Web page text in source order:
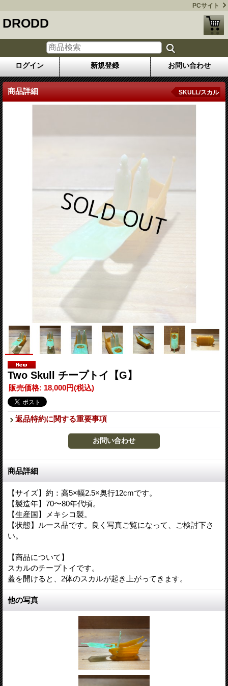
PCサイト
DRODD
ログイン 新規登録 お問い合わせ
商品詳細 SKULL/スカル
Two Skull チープトイ【G】
販売価格: 18,000円(税込)
返品特約に関する重要事項
商品詳細
【サイズ】約：高5×幅2.5×奥行12cmです。
【製造年】70〜80年代頃。
【生産国】メキシコ製。
【状態】ルース品です。良く写真ご覧になって、ご検討下さ
い。
【商品について】
スカルのチープトイです。
蓋を開けると、2体のスカルが起き上がってきます。
他の写真